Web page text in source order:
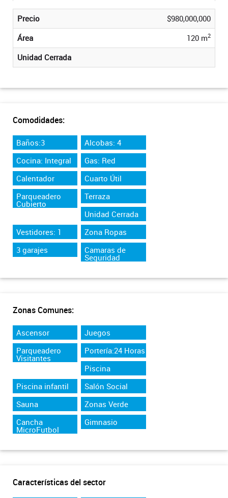
Precio
$980,000,000
Área
120 m2
Unidad Cerrada
Comodidades:
Baños:3
Alcobas: 4
Cocina: Integral
Gas: Red
Calentador
Cuarto Útil
Parqueadero
Cubierto
Terraza
Unidad Cerrada
Vestidores: 1
Zona Ropas
3 garajes
Camaras de
Seguridad
Zonas Comunes:
Ascensor
Juegos
Parqueadero
Visitantes
Portería:24 Horas
Piscina
Piscina infantil
Salón Social
Sauna
Zonas Verde
Cancha
MicroFutbol
Gimnasio
Características del sector